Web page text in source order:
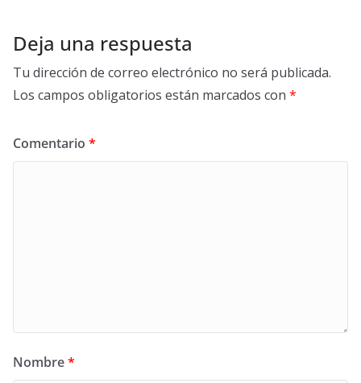
Deja una respuesta
Tu dirección de correo electrónico no será publicada.
Los campos obligatorios están marcados con *
Comentario *
Nombre*